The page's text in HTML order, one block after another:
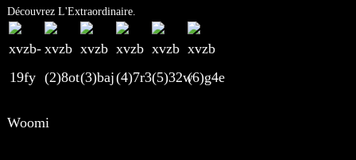
Découvrez L'Extraordinaire.
Woomi